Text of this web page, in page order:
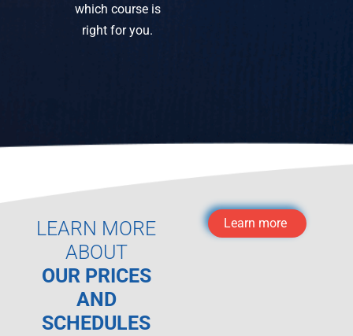
which course is
right for you.
LEARN MORE
ABOUT
OUR PRICES
AND
SCHEDULES
Learn more